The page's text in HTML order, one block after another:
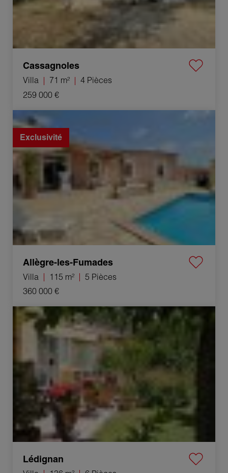
Cassagnoles
Villa 71 m²
4 Pièces
259 000 €
Vente Villa Allègre-les-Fumades 5 Pièces 115 m²
Exclusivité
Allègre-les-Fumades
Villa 115 m²
5 Pièces
360 000 €
Vente Villa Lédignan 6 Pièces 136 m²
Lédignan